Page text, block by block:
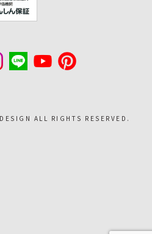
ALL RIGHTS RESERVED.